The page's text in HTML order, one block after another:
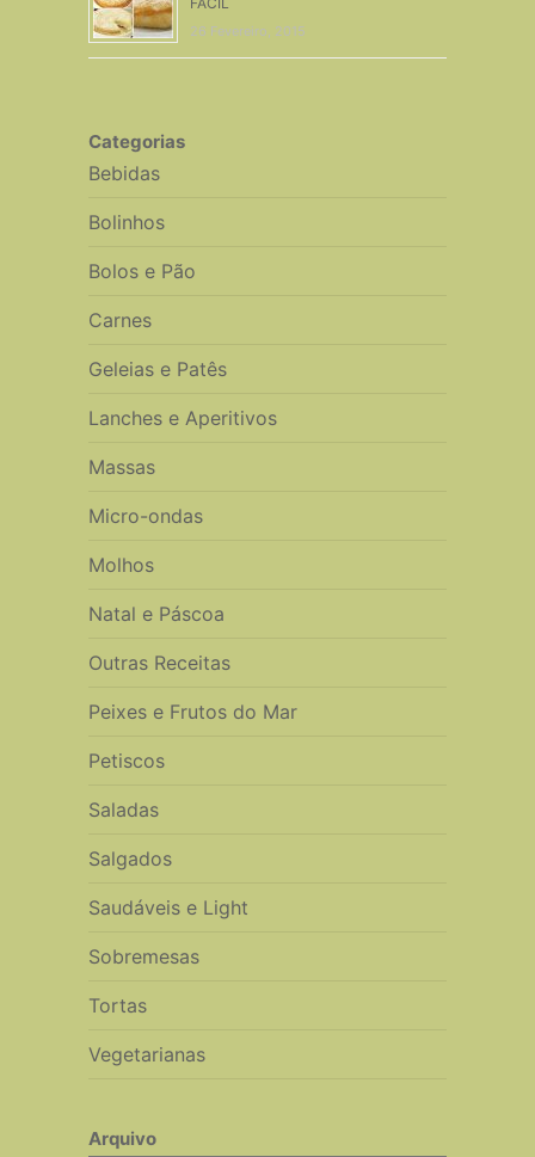
26 Fevereiro, 2015
Categorias
Bebidas
Bolinhos
Bolos e Pão
Carnes
Geleias e Patês
Lanches e Aperitivos
Massas
Micro-ondas
Molhos
Natal e Páscoa
Outras Receitas
Peixes e Frutos do Mar
Petiscos
Saladas
Salgados
Saudáveis e Light
Sobremesas
Tortas
Vegetarianas
Arquivo